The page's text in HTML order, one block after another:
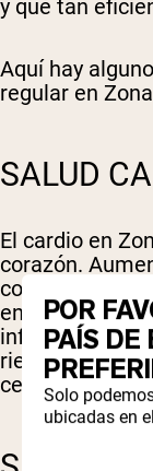
y qué tan
Aquí hay
regular en
SALUD
El cardio en
corazón.
corazón.
en reposo y la
inflamación en
riesgo para
POR
PAÍS DE
Solo
ubicadas en